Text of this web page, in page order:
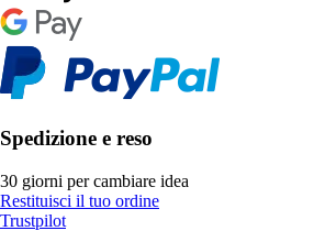
Spedizione e reso
30 giorni per cambiare idea
Restituisci il tuo ordine
Trustpilot